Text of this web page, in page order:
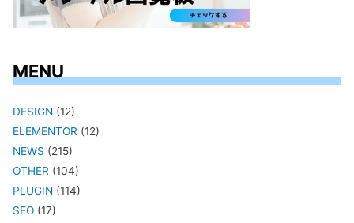
MENU
DESIGN (12)
ELEMENTOR (12)
NEWS (215)
OTHER (104)
PLUGIN (114)
SEO (17)